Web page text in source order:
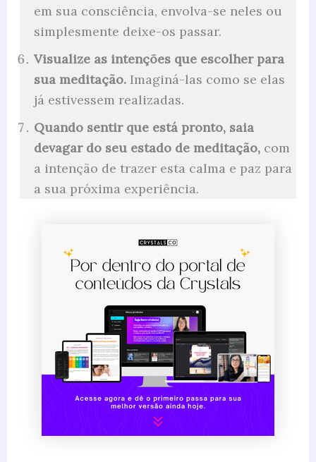
em sua consciência, envolva-se neles ou
simplesmente deixe-os passar.
Visualize as intenções que escolher para
sua meditação. Imaginá-las como se elas
já estivessem realizadas.
Quando sentir que está pronto, saia
devagar do seu estado de meditação, com
a intenção de trazer esta calma e paz para
a sua próxima experiência.